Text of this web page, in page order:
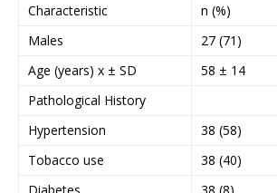
Characteristic
n (%)
Males
27 (71)
Age (years) x ± SD
58 ± 14
Pathological History
Hypertension
38 (58)
Tobacco use
38 (40)